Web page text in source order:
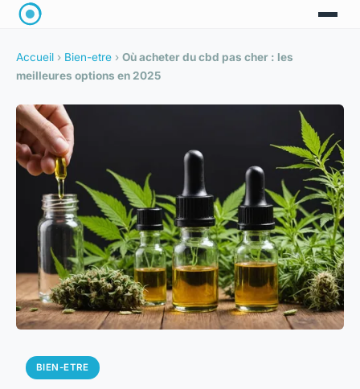
Accueil › Bien-etre › Où acheter du cbd pas cher : les
meilleures options en 2025
BIEN-ETRE